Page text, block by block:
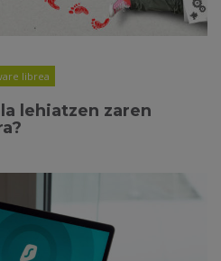
librea
lehiatzen zaren